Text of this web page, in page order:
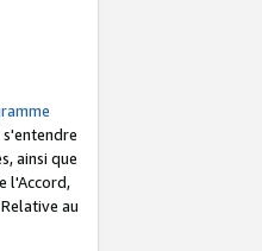
ainsi que
l'Accord,
au